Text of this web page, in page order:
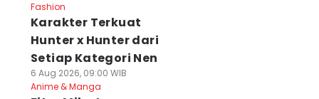
Fashion
Karakter Terkuat
Hunter x Hunter dari
Setiap Kategori Nen
6 Aug 2026, 09:00 WIB
Anime & Manga